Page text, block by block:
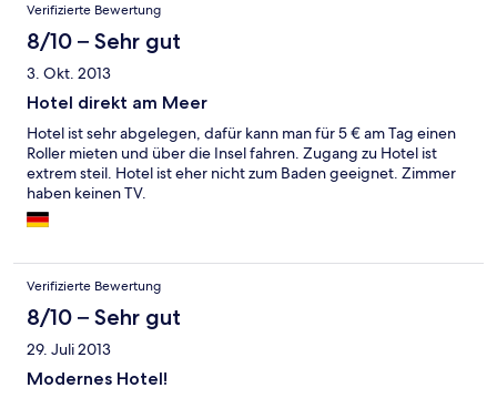
Wochen dort und konnten total entspannen - wenn wir Trubel
wollten, fuhren wir mit dem Moped einfach los.
Verifizierte Bewertung
8/10 – Sehr gut
3. Okt. 2013
Hotel direkt am Meer
Hotel ist sehr abgelegen, dafür kann man für 5 € am Tag einen
Roller mieten und über die Insel fahren. Zugang zu Hotel ist
extrem steil. Hotel ist eher nicht zum Baden geeignet. Zimmer
haben keinen TV.
Verifizierte Bewertung
8/10 – Sehr gut
29. Juli 2013
Modernes Hotel!